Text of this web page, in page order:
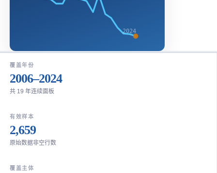
2024
覆盖年份
2006–2024
共 19 年连续面板
有效样本
2,659
原始数据非空行数
覆盖主体